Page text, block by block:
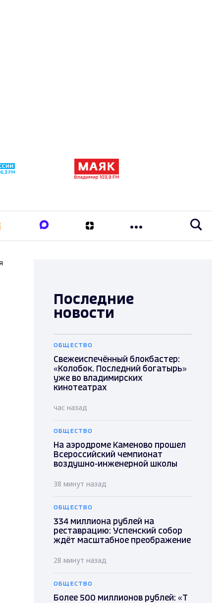
Последние
новости
ОБЩЕСТВО
Свежеиспечённый блокбастер:
«Колобок. Последний богатырь»
уже во владимирских
кинотеатрах
час назад
ОБЩЕСТВО
На аэродроме Каменово прошел
Всероссийский чемпионат
воздушно-инженерной школы
38 минут назад
ОБЩЕСТВО
334 миллиона рублей на
реставрацию: Успенский собор
ждёт масштабное преображение
28 минут назад
ОБЩЕСТВО
Более 500 миллионов рублей: «Т